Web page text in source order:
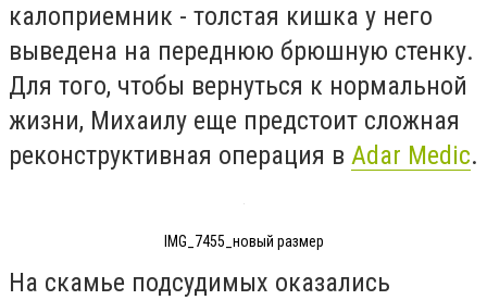
калоприемник - толстая кишка у него
выведена на переднюю брюшную стенку.
Для того, чтобы вернуться к нормальной
жизни, Михаилу еще предстоит сложная
реконструктивная операция в Adar Medic.
IMG_7455_новый размер
На скамье подсудимых оказались